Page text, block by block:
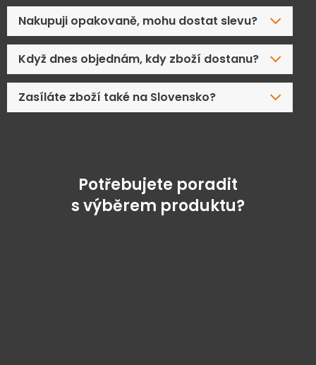
Nakupuji opakovaně, mohu dostat slevu?
Když dnes objednám, kdy zboží dostanu?
Zasíláte zboží také na Slovensko?
Potřebujete poradit
s výběrem produktu?